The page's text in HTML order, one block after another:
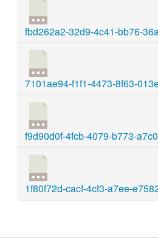
fbd262a2-32d9-4c41-bb76-
7101ae94-f1f1-4473-8f63-
f9d90d0f-4fcb-4079-b773-
1f80f72d-cacf-4cf3-a7ee-